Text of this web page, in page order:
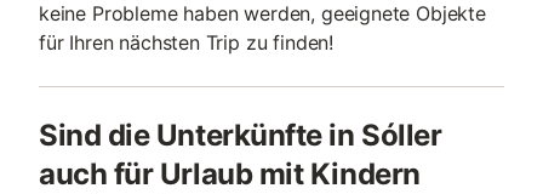
keine Probleme haben werden, geeignete Objekte
für Ihren nächsten Trip zu finden!
Sind die Unterkünfte in Sóller
auch für Urlaub mit Kindern